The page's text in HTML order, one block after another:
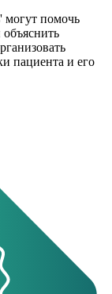
могут помочь
пациента и его